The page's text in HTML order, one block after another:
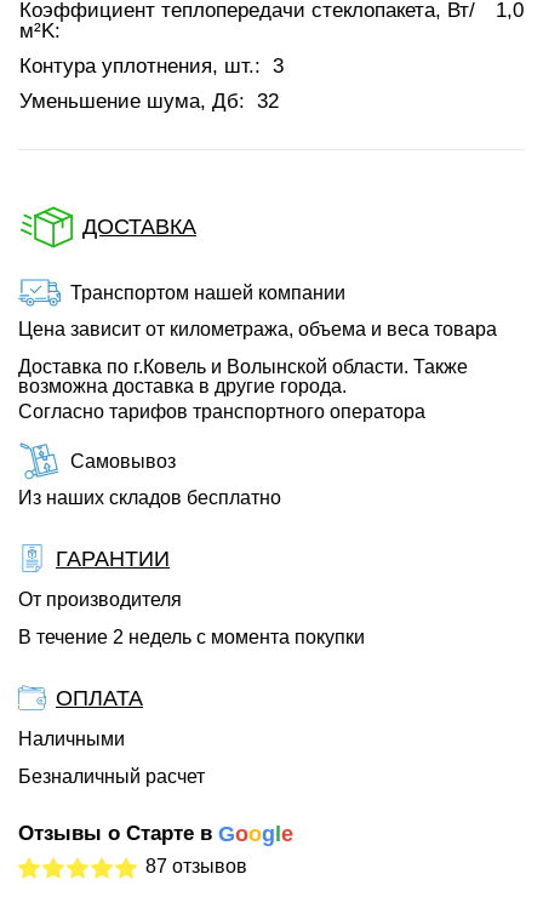
Коэффициент теплопередачи стеклопакета, Вт/
м²K:
1,0
Контура уплотнения, шт.: 3
Уменьшение шума, Дб: 32
ДОСТАВКА
Транспортом нашей компании
Цена зависит от километража, объема и веса товара
Доставка по г.Ковель и Волынской области. Также
возможна доставка в другие города.
Согласно тарифов транспортного оператора
Самовывоз
Из наших складов бесплатно
ГАРАНТИИ
От производителя
В течение 2 недель с момента покупки
ОПЛАТА
Наличными
Безналичный расчет
Отзывы о Старте в Goog e
87 отзывов